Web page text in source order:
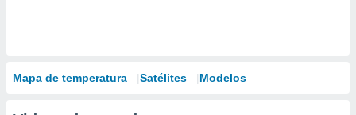
Mapa de temperatura Satélites Modelos